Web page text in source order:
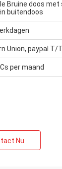
Bruine doos met
buitendoos
Union, paypal T/
per maand
Nu